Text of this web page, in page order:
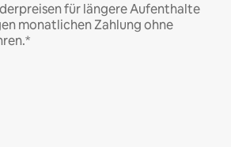
für längere Aufenthalte
monatlichen Zahlung ohne